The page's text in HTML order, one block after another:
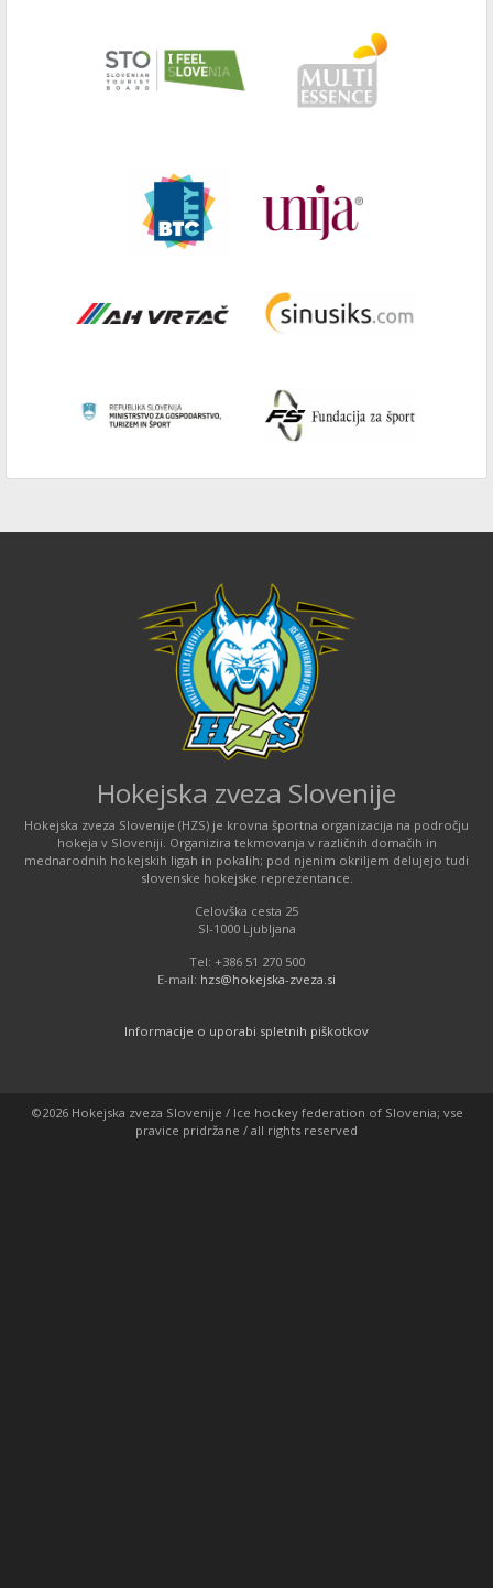
Hokejska zveza Slovenije
Hokejska zveza Slovenije (HZS) je krovna športna organizacija na področju
hokeja v Sloveniji. Organizira tekmovanja v različnih domačih in
mednarodnih hokejskih ligah in pokalih; pod njenim okriljem delujejo tudi
slovenske hokejske reprezentance.
Celovška cesta 25
SI-1000 Ljubljana
Tel: +386 51 270 500
E-mail: hzs@hokejska-zveza.si
Informacije o uporabi spletnih piškotkov
©2026 Hokejska zveza Slovenije / Ice hockey federation of Slovenia; vse
pravice pridržane / all rights reserved